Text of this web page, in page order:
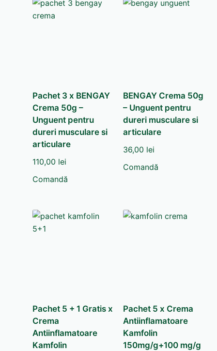
Pachet 3 x BENGAY
Crema 50g –
Unguent pentru
dureri musculare si
articulare
110,00 lei
Comandă
BENGAY Crema 50g
– Unguent pentru
dureri musculare si
articulare
36,00 lei
Comandă
Pachet 5 + 1 Gratis x
Crema
Antiinflamatoare
Kamfolin
Pachet 5 x Crema
Antiinflamatoare
Kamfolin
150mg/g+100 mg/g